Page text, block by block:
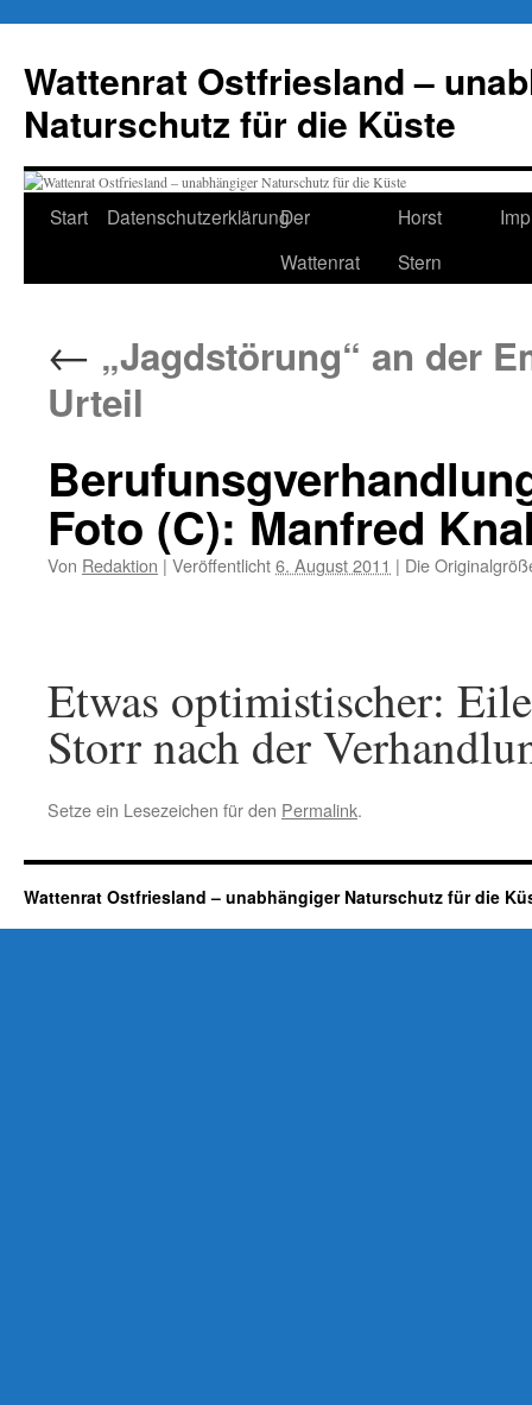
springen
Wattenrat Ostfriesland –
Naturschutz für die Küste
Start DatenschutzerklärungDer
Wattenrat
Horst
Stern
← „Jagdstörung“ an der
Urteil
Foto (C): Manfred
Von Redaktion | Veröffentlicht6. August 2011 | Die
Etwas optimistischer:
Storr nach der
Setze ein Lesezeichen für den Permalink.
Wattenrat Ostfriesland – unabhängiger Naturschutz für die